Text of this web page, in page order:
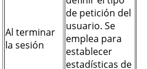
Al terminar
la sesión
de petición del
usuario. Se
emplea para
establecer
estadísticas de